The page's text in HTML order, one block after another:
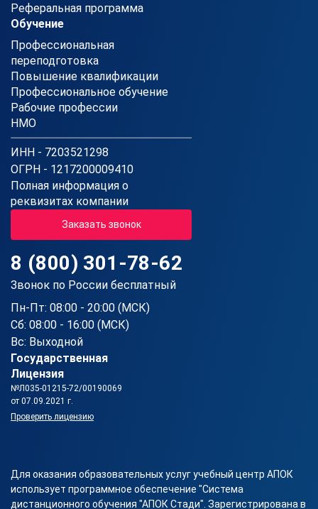
Реферальная программа
Обучение
Профессиональная
переподготовка
Повышение квалификации
Профессиональное обучение
Рабочие профессии
НМО
ИНН - 7203521298
ОГРН - 1217200009410
Полная информация о
реквизитах компании
Заказать звонок
8 (800) 301-78-62
Звонок по России бесплатный
Пн-Пт: 08:00 - 20:00 (МСК)
Сб: 08:00 - 16:00 (МСК)
Вс: Выходной
Государственная
Лицензия
№Л035-01215-72/00190069
от 07.09.2021 г.
Проверить лицензию
Для оказания образовательных услуг учебный центр АПОК
использует программное обеспечение "Система
дистанционного обучения "АПОК Стади". Зарегистрирована в